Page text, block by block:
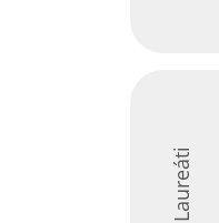
Laureáti